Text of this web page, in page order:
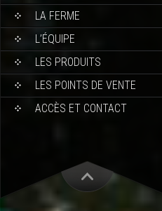
LA FERME
L’ÉQUIPE
LES PRODUITS
LES POINTS DE VENTE
ACCÈS ET CONTACT